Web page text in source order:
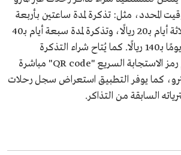
المحدد، مثل: تذكرة لمدة ساعتين بأربعة
ريالات، وتذكرة لمدة ثلاثة أيام بـ20 ريالًا، وتذكرة لمدة سبعة أيام بـ40
ريالًا، وتذكرة لمدة 30 يومًا بـ140 ريالًا. كما يُتاح شراء التذكرة
إلكترونيًا، أو استخدام رمز الاستجابة السريع "QR code" مباشرة
كما يوفر التطبيق استعراض سجل رحلات
السابقة من التذاكر.